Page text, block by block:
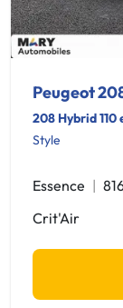
Peugeot
208 Hybrid 110
Style
Essence
Crit'Air